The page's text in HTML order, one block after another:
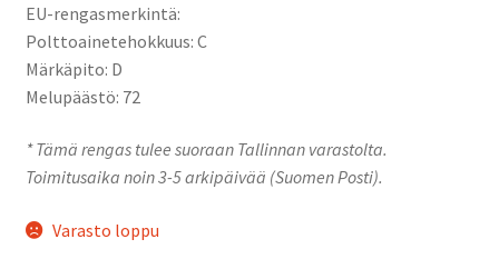
EU-rengasmerkintä:
Polttoainetehokkuus: C
Märkäpito: D
Melupäästö: 72
* Tämä rengas tulee suoraan Tallinnan varastolta.
Toimitusaika noin 3-5 arkipäivää (Suomen Posti).
Varasto loppu